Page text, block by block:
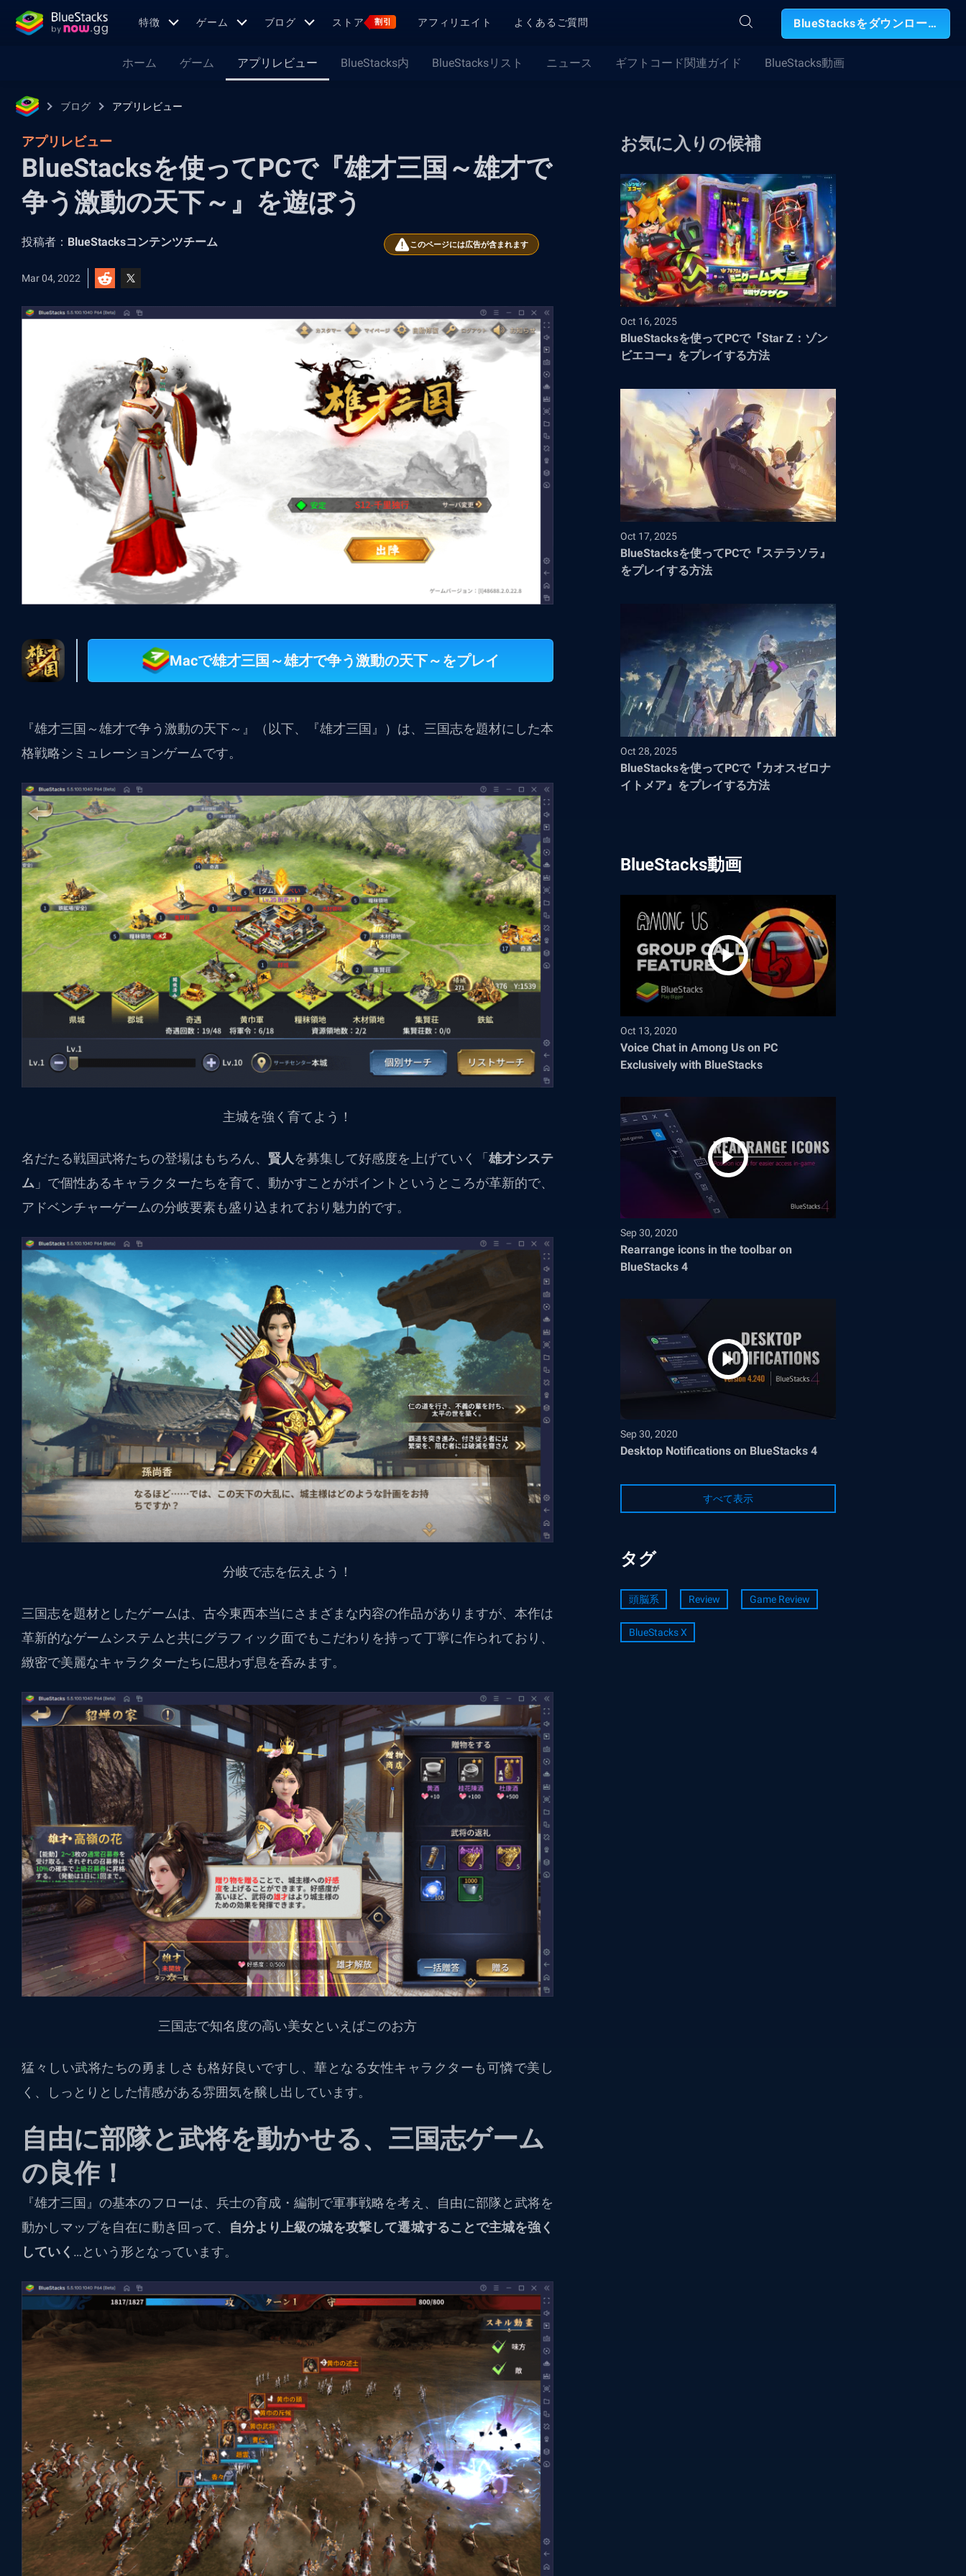
特徴 ゲーム ブログ ストア 割引 アフィリエイト よくあるご質問 BlueStacksをダウンロード
ホーム ゲーム アプリレビュー BlueStacks内 BlueStacksリスト ニュース ギフトコード関連ガイド BlueStacks動画
ブログ アプリレビュー
アプリレビュー
BlueStacksを使ってPCで『雄才三国～雄才で
争う激動の天下～』を遊ぼう
投稿者： BlueStacksコンテンツチーム このページには広告が含まれます
Mar 04, 2022
Macで雄才三国～雄才で争う激動の天下～をプレイ
『雄才三国～雄才で争う激動の天下～』（以下、『雄才三国』）は、三国志を題材にした本
格戦略シミュレーションゲームです。
主城を強く 育てよう！
名だたる戦国武将たちの登場はもちろん、 賢人を募集して好感度を上げていく「 雄才システ
ム 」で個性あるキャラクターたちを育て、動かすことがポイントというところが革新的で、
アドベンチャーゲームの分岐要素も盛り込まれており魅力的です。
分岐で志を伝えよう！
三国志を題材としたゲームは、古今東西本当にさまざまな内容の作品がありますが、本作は
革新的なゲームシステムと共にグラフィック面でもこだわりを持って丁寧に作られており、
緻密で美麗なキャラクターたちに思わず息を呑みます。
三国志で知名度の高い美女といえばこのお方
猛々しい武将たちの勇ましさも格好良いですし、華となる女性キャラクターも可憐で美し
く、しっとりとした情感がある雰囲気を醸し出しています。
自由に部隊と武将を動かせる、三国志ゲーム
の良作！
『雄才三国』の基本のフローは、 兵士の育成・編制で軍事戦略を考え、自由に部隊と武将を
動かしマップを自在に動き回って、
自分より上級の城を攻撃して遷城することで主城を強く
していく …という形となっています。
お気に入りの候補
Oct 16, 2025
BlueStacksを使ってPCで『Star Z：ゾン
ビエコー』をプレイする方法
Oct 17, 2025
BlueStacksを使ってPCで『ステラソラ』
をプレイする方法
Oct 28, 2025
BlueStacksを使ってPCで『カオスゼロナ
イトメア』をプレイする方法
BlueStacks動画
Oct 13, 2020
Voice Chat in Among Us on PC
Exclusively with BlueStacks
Sep 30, 2020
Rearrange icons in the toolbar on
BlueStacks 4
Sep 30, 2020
Desktop Notifications on BlueStacks 4
すべて表示
タグ
頭脳系 Review Game Review
BlueStacks X